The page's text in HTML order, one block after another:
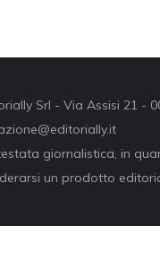
Srl - Via Assisi 21 -
giornalistica, in
un prodotto